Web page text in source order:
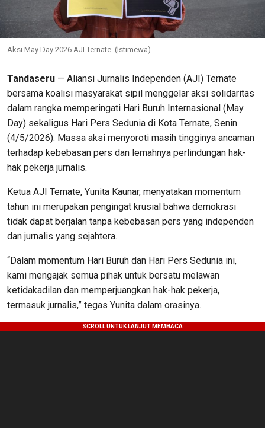
Aksi May Day 2026 AJI Ternate. (Istimewa)
Tandaseru — Aliansi Jurnalis Independen (AJI) Ternate
bersama koalisi masyarakat sipil menggelar aksi solidaritas
dalam rangka memperingati Hari Buruh Internasional (May
Day) sekaligus Hari Pers Sedunia di Kota Ternate, Senin
(4/5/2026). Massa aksi menyoroti masih tingginya ancaman
terhadap kebebasan pers dan lemahnya perlindungan hak-
hak pekerja jurnalis.
Ketua AJI Ternate, Yunita Kaunar, menyatakan momentum
tahun ini merupakan pengingat krusial bahwa demokrasi
tidak dapat berjalan tanpa kebebasan pers yang independen
dan jurnalis yang sejahtera.
“Dalam momentum Hari Buruh dan Hari Pers Sedunia ini,
kami mengajak semua pihak untuk bersatu melawan
ketidakadilan dan memperjuangkan hak-hak pekerja,
termasuk jurnalis,” tegas Yunita dalam orasinya.